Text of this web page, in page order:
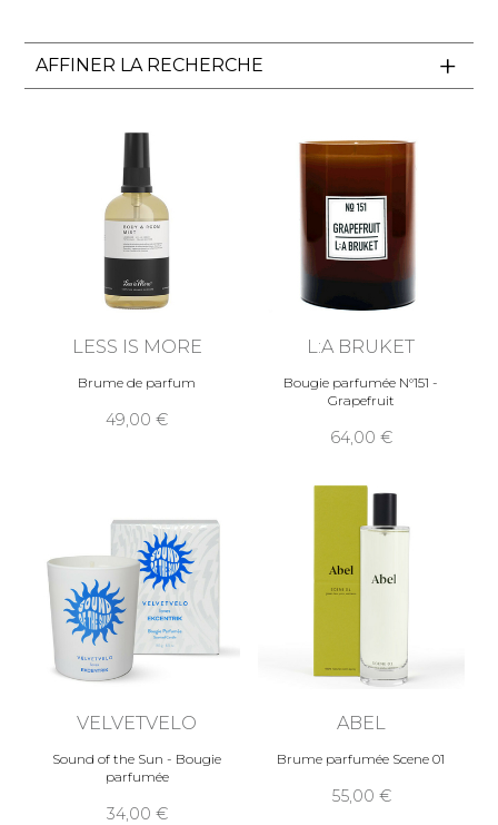
AFFINER LA RECHERCHE
LESS IS MORE
Brume de parfum
49,00
L:A BRUKET
Bougie parfumée N°151 -
Grapefruit
64,00
VELVETVELO
Sound of the Sun - Bougie
parfumée
34,00
ABEL
Brume parfumée Scene 01
55,00